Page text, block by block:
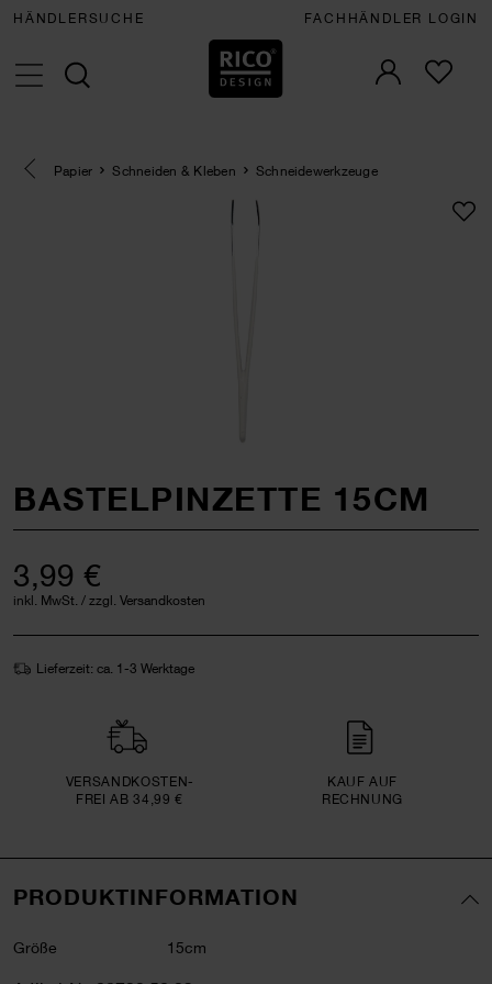
HÄNDLERSUCHE FACHHÄNDLER LOGIN
Eine Kategorie zurück navigieren
Papier Schneiden & Kleben Schneidewerkzeuge
BASTELPINZETTE 15CM
3,99 €
inkl. MwSt. / zzgl. Versandkosten
Lieferzeit: ca. 1-3 Werktage
VERSAND­KOSTEN­
FREI AB 34,99 €
KAUF AUF
RECHNUNG
PRODUKTINFORMATION
Größe 15cm